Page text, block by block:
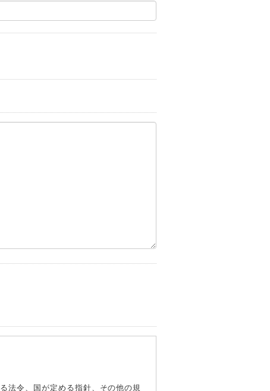
法令、国が定める指針、その他の規